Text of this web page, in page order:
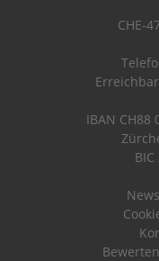
CHE-
IBAN CH88
BIC